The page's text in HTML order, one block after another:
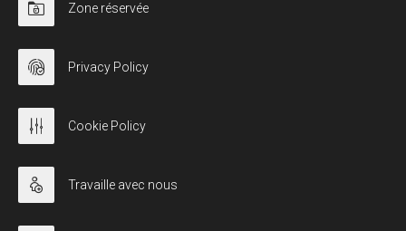
Zone réservée
Privacy Policy
Cookie Policy
Travaille avec nous